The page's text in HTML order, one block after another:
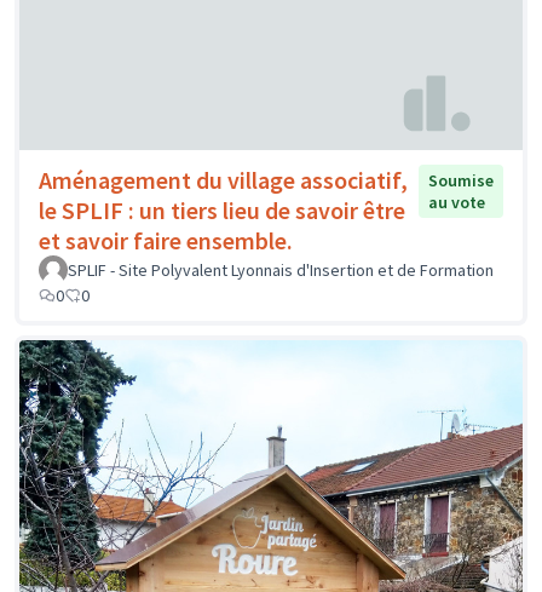
Aménagement du village associatif,
le SPLIF : un tiers lieu de savoir être
et savoir faire ensemble.
Soumise
au vote
SPLIF - Site Polyvalent Lyonnais d'Insertion et de Formation
0
0